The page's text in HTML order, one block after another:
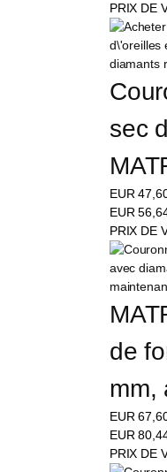
PRIX DE
sec
EUR
EUR
PRIX DE
de
mm,
EUR
EUR
PRIX DE